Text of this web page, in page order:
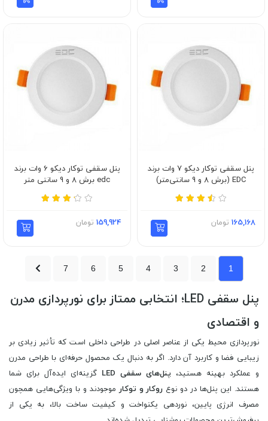
پنل سقفی توکار دیکو 7 وات برند
EDC (برش 8 و 9 سانتی‌متر)
165,168 تومان
پنل سقفی توکار دیکو 6 وات برند
edc برش 8 و 9 سانتی متر
159,924 تومان
1
2
3
4
5
6
7
پنل سقفی LED؛ انتخابی ممتاز برای نورپردازی مدرن
و اقتصادی
نورپردازی محیط یکی از عناصر اصلی در طراحی داخلی است که تأثیر زیادی بر
زیبایی فضا و کاربرد آن دارد. اگر به دنبال یک محصول حرفه‌ای با طراحی مدرن
و عملکرد بهینه هستید، پنل‌های سقفی LED
گزینه‌ای ایده‌آل برای شما
هستند. این پنل‌ها در دو نوع روکار و توکار موجودند و با ویژگی‌هایی همچون
مصرف انرژی پایین، نوردهی یکنواخت و کیفیت ساخت بالا، به یکی از